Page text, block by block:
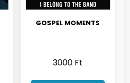
GOSPEL MOMENTS
3000 Ft